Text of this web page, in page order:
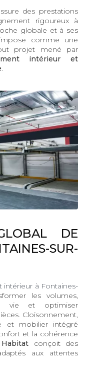
des prestations
rigoureux à
globale et à ses
comme une
projet mené par
intérieur et
.
DE
SUR-
à Fontaines-
les volumes,
vie et optimiser
Cloisonnement,
et mobilier intégré
et la cohérence
conçoit des
aux attentes